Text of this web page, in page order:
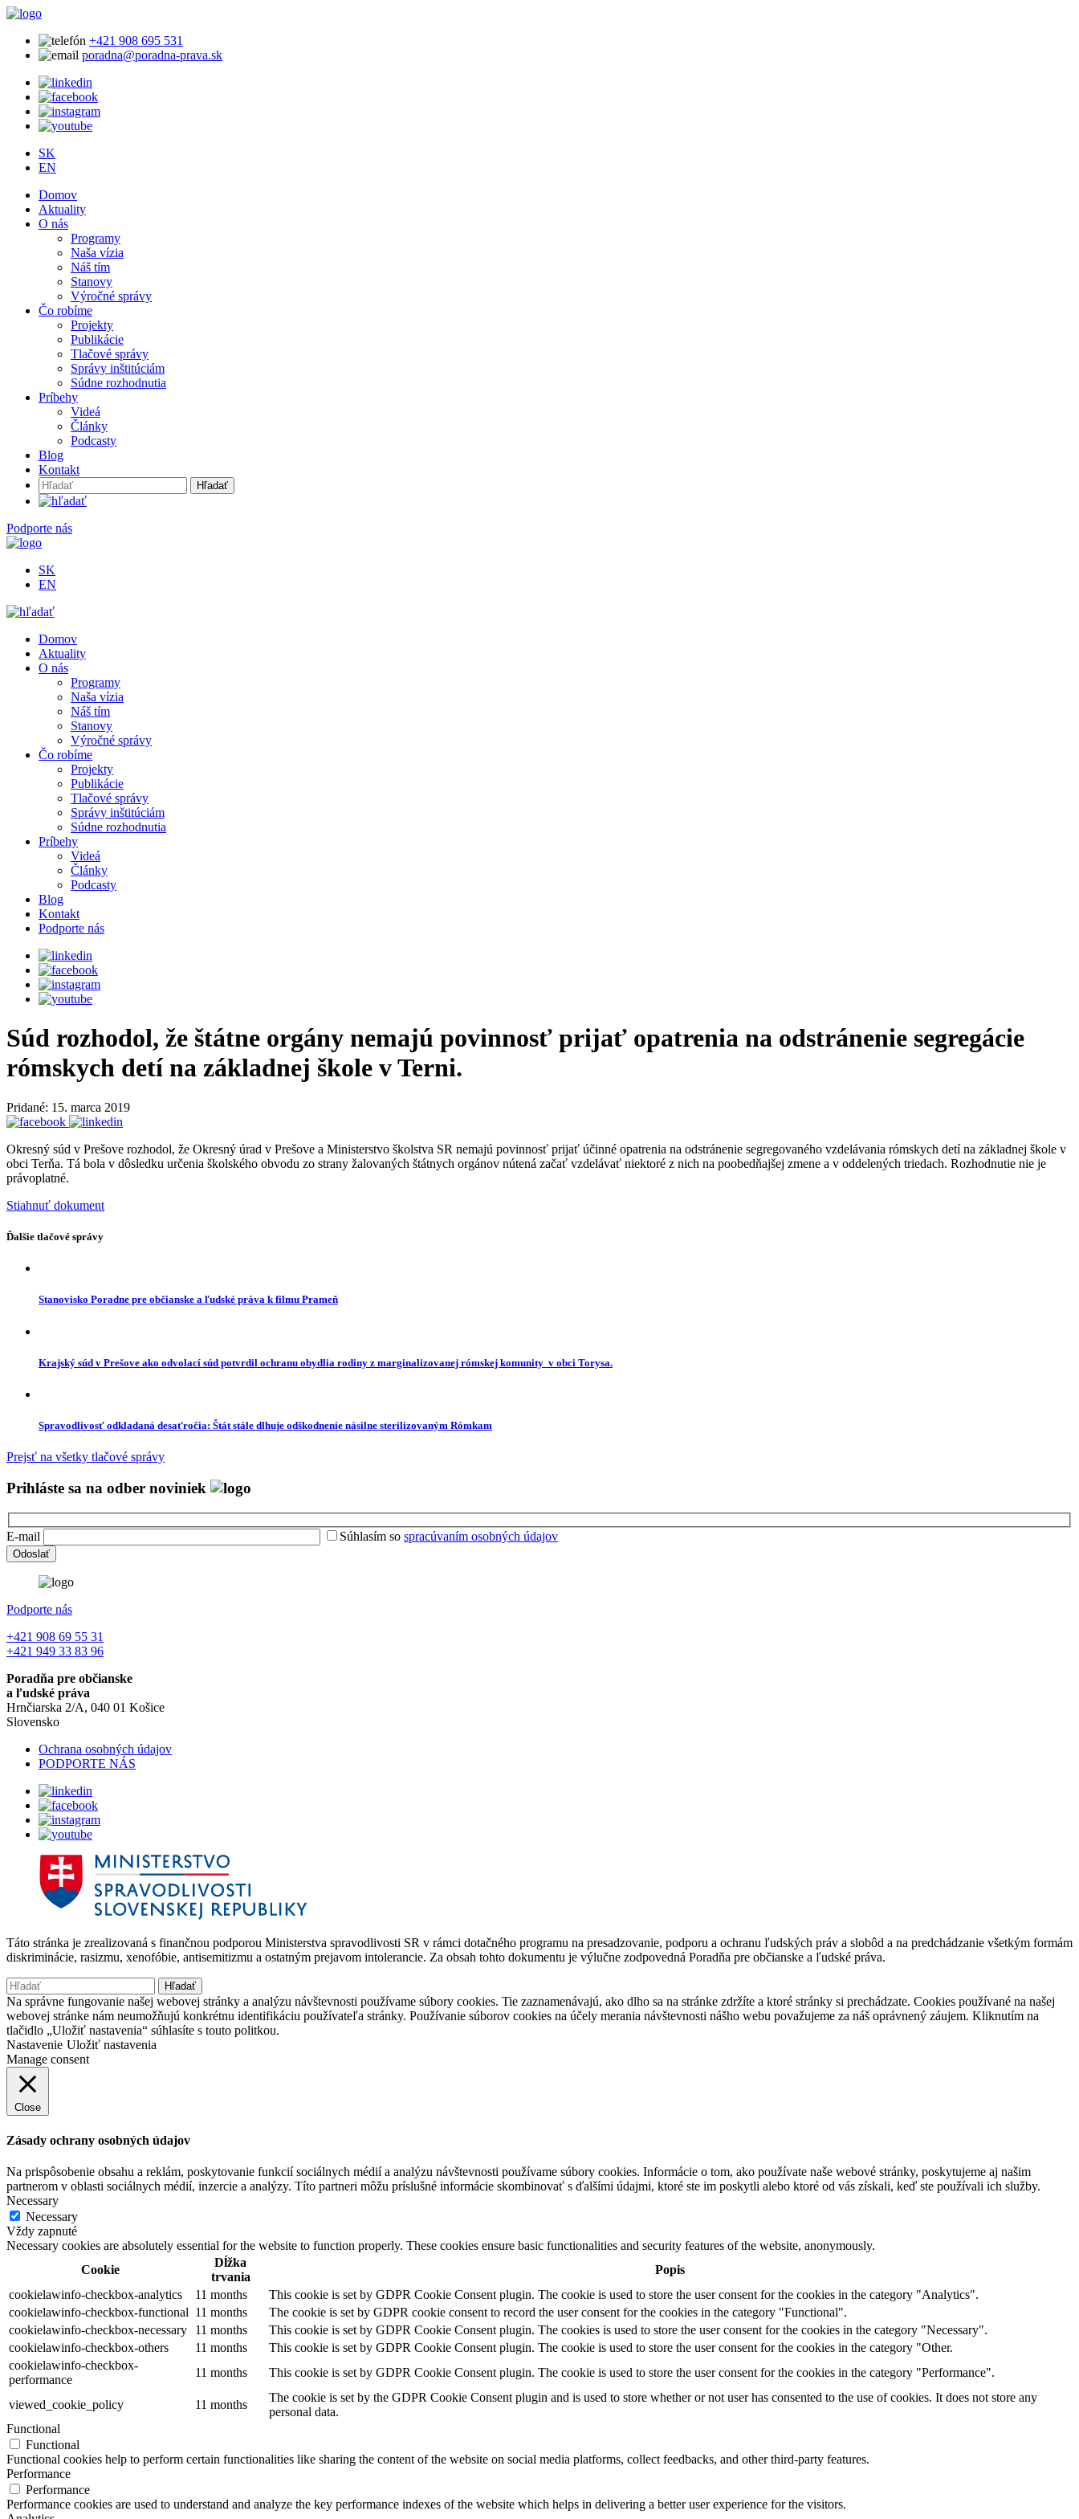
+421 908 695 531
poradna@poradna-prava.sk
SK
EN
Domov
Aktuality
O nás
Programy
Naša vízia
Náš tím
Stanovy
Výročné správy
Čo robíme
Projekty
Publikácie
Tlačové správy
Správy inštitúciám
Súdne rozhodnutia
Príbehy
Videá
Články
Podcasty
Blog
Kontakt
Hľadať:
Podporte nás
SK
EN
Domov
Aktuality
O nás
Programy
Naša vízia
Náš tím
Stanovy
Výročné správy
Čo robíme
Projekty
Publikácie
Tlačové správy
Správy inštitúciám
Súdne rozhodnutia
Príbehy
Videá
Články
Podcasty
Blog
Kontakt
Podporte nás
Súd rozhodol, že štátne orgány nemajú povinnosť prijať opatrenia na odstránenie segregácie
rómskych detí na základnej škole v Terni.
Pridané: 15. marca 2019
Okresný súd v Prešove rozhodol, že Okresný úrad v Prešove a Ministerstvo školstva SR nemajú povinnosť prijať účinné opatrenia na odstránenie segregovaného vzdelávania rómskych detí na základnej škole v
obci Terňa. Tá bola v dôsledku určenia školského obvodu zo strany žalovaných štátnych orgánov nútená začať vzdelávať niektoré z nich na poobedňajšej zmene a v oddelených triedach. Rozhodnutie nie je
právoplatné.
Stiahnuť dokument
Ďalšie tlačové správy
Stanovisko Poradne pre občianske a ľudské práva k filmu Prameň
Krajský súd v Prešove ako odvolací súd potvrdil ochranu obydlia rodiny z marginalizovanej rómskej komunity v obci Torysa.
Spravodlivosť odkladaná desaťročia: Štát stále dlhuje odškodnenie násilne sterilizovaným Rómkam
Prejsť na všetky tlačové správy
Prihláste sa na odber noviniek
E-mail Súhlasím so spracúvaním osobných údajov
Podporte nás
+421 908 69 55 31
+421 949 33 83 96
Poradňa pre občianske
a ľudské práva
Hrnčiarska 2/A, 040 01 Košice
Slovensko
Ochrana osobných údajov
PODPORTE NÁS
Táto stránka je zrealizovaná s finančnou podporou Ministerstva spravodlivosti SR v rámci dotačného programu na presadzovanie, podporu a ochranu ľudských práv a slobôd a na predchádzanie všetkým formám
diskriminácie, rasizmu, xenofóbie, antisemitizmu a ostatným prejavom intolerancie. Za obsah tohto dokumentu je výlučne zodpovedná Poradňa pre občianske a ľudské práva.
Hľadať:
Na správne fungovanie našej webovej stránky a analýzu návštevnosti používame súbory cookies. Tie zaznamenávajú, ako dlho sa na stránke zdržíte a ktoré stránky si prechádzate. Cookies používané na našej
webovej stránke nám neumožňujú konkrétnu identifikáciu používateľa stránky. Používanie súborov cookies na účely merania návštevnosti nášho webu považujeme za náš oprávnený záujem. Kliknutím na
tlačidlo „Uložiť nastavenia“ súhlasíte s touto politkou.
Nastavenie Uložiť nastavenia
Manage consent
Close
Zásady ochrany osobných údajov
Na prispôsobenie obsahu a reklám, poskytovanie funkcií sociálnych médií a analýzu návštevnosti používame súbory cookies. Informácie o tom, ako používate naše webové stránky, poskytujeme aj našim
partnerom v oblasti sociálnych médií, inzercie a analýzy. Títo partneri môžu príslušné informácie skombinovať s ďalšími údajmi, ktoré ste im poskytli alebo ktoré od vás získali, keď ste používali ich služby.
Necessary
Necessary
Vždy zapnuté
Necessary cookies are absolutely essential for the website to function properly. These cookies ensure basic functionalities and security features of the website, anonymously.
Cookie
Dĺžka
trvania
Popis
cookielawinfo-checkbox-analytics
11 months
This cookie is set by GDPR Cookie Consent plugin. The cookie is used to store the user consent for the cookies in the category "Analytics".
cookielawinfo-checkbox-functional 11 months
The cookie is set by GDPR cookie consent to record the user consent for the cookies in the category "Functional".
cookielawinfo-checkbox-necessary
11 months
This cookie is set by GDPR Cookie Consent plugin. The cookies is used to store the user consent for the cookies in the category "Necessary".
cookielawinfo-checkbox-others
11 months
This cookie is set by GDPR Cookie Consent plugin. The cookie is used to store the user consent for the cookies in the category "Other.
cookielawinfo-checkbox-
performance
11 months This cookie is set by GDPR Cookie Consent plugin. The cookie is used to store the user consent for the cookies in the category "Performance".
viewed_cookie_policy 11 months
The cookie is set by the GDPR Cookie Consent plugin and is used to store whether or not user has consented to the use of cookies. It does not store any
personal data.
Functional
Functional
Functional cookies help to perform certain functionalities like sharing the content of the website on social media platforms, collect feedbacks, and other third-party features.
Performance
Performance
Performance cookies are used to understand and analyze the key performance indexes of the website which helps in delivering a better user experience for the visitors.